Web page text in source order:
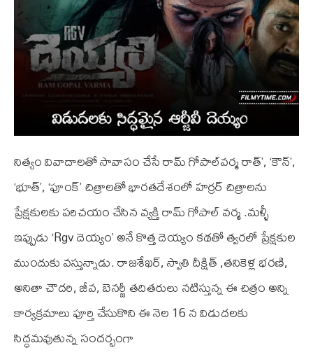
నిత్యం వివాదాలతో సావాసం చేసే రామ్‌ గోపాల్‌వర్మ రాత్’, ‘కౌన్’,
‘భూత్’, ‘ఫూంక్’ చిత్రాలతో భారతదేశంలో హర్రర్ చిత్రాలను
ప్రేక్షకులకు పరిచయం చేసిన వ్యక్తి రామ్ గోపాల్ వర్మ .మళ్ళీ
ఇప్పుడు ‘Rgv దెయ్యం’ అనే కొత్త దెయ్యం కథతో త్వరలో ప్రేక్షకుల
ముందుకు వస్తున్నాడు. రాజశేఖర్, స్వాతి దీక్షిత్ ,తనికెళ్ల భరణి,
అనితా చౌదరి, జీవ, బెనర్జీ తదితరులు నటిస్తున్న ఈ చిత్రం అన్ని
కార్యక్రమాలు పూర్తి చేసుకొని ఈ నెల 16 న విడుదలకు
సిద్ధమవుతున్న సందర్భంగా